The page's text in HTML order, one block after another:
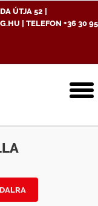
ÚTJA 52 |
| TELEFON +36 30